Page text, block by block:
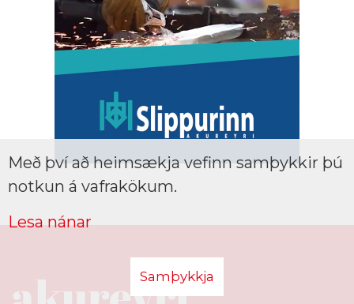
Með því að heimsækja vefinn samþykkir þú
notkun á vafrakökum.
Lesa nánar
Samþykkja